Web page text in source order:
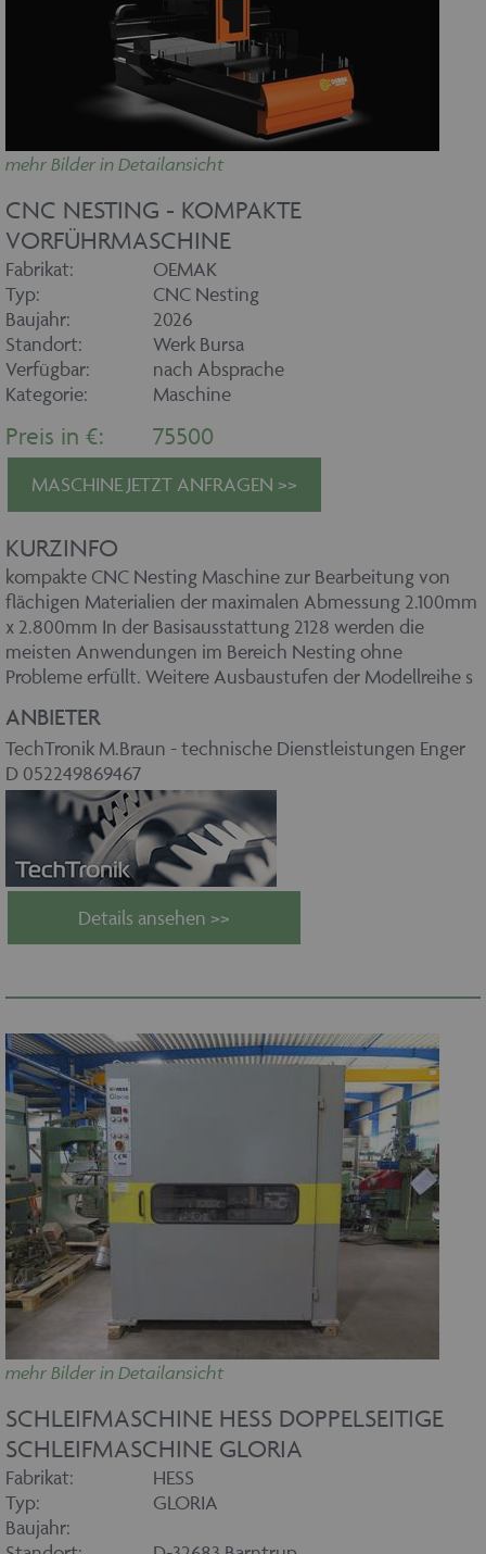
mehr Bilder in Detailansicht
CNC NESTING - KOMPAKTE
VORFÜHRMASCHINE
Fabrikat:
OEMAK
Typ:
CNC Nesting
Baujahr:
2026
Standort:
Werk Bursa
Verfügbar:
nach Absprache
Kategorie:
Maschine
Preis in €: 75500
MASCHINE JETZT ANFRAGEN >>
KURZINFO
kompakte CNC Nesting Maschine zur Bearbeitung von
flächigen Materialien der maximalen Abmessung 2.100mm
x 2.800mm In der Basisausstattung 2128 werden die
meisten Anwendungen im Bereich Nesting ohne
Probleme erfüllt. Weitere Ausbaustufen der Modellreihe s
ANBIETER
TechTronik M.Braun - technische Dienstleistungen Enger
D 052249869467
Details ansehen >>
mehr Bilder in Detailansicht
SCHLEIFMASCHINE HESS DOPPELSEITIGE
SCHLEIFMASCHINE GLORIA
Fabrikat:
HESS
Typ:
GLORIA
Baujahr: